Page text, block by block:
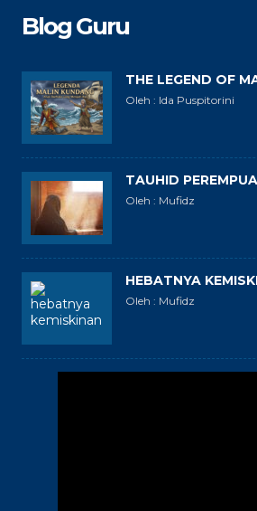
Blog Guru
THE LEGEND OF
Oleh : Ida Puspitorini
TAUHID
Oleh : Mufidz
HEBATNYA
Oleh : Mufidz